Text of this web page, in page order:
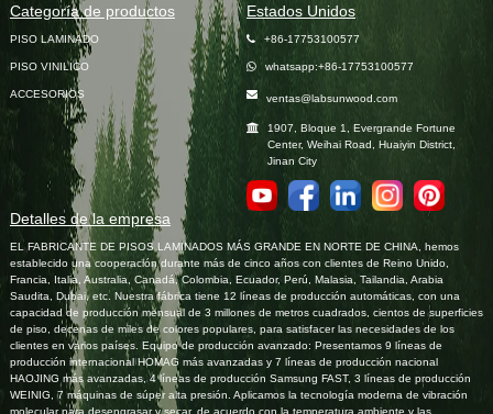
Categoría de productos
PISO LAMINADO
PISO VINILICO
ACCESORIOS
Estados Unidos
+86-17753100577
whatsapp:+86-17753100577
ventas@labsunwood.com
1907, Bloque 1, Evergrande Fortune
Center, Weihai Road, Huaiyin District,
Jinan City
Detalles de la empresa
EL FABRICANTE DE PISOS LAMINADOS MÁS GRANDE EN NORTE DE CHINA, hemos
establecido una cooperación durante más de cinco años con clientes de Reino Unido,
Francia, Italia, Australia, Canadá, Colombia, Ecuador, Perú, Malasia, Tailandia, Arabia
Saudita, Dubai, etc. Nuestra fábrica tiene 12 líneas de producción automáticas, con una
capacidad de producción mensual de 3 millones de metros cuadrados, cientos de superficies
de piso, decenas de miles de colores populares, para satisfacer las necesidades de los
clientes en varios países. Equipo de producción avanzado: Presentamos 9 líneas de
producción internacional HOMAG más avanzadas y 7 líneas de producción nacional
HAOJING más avanzadas, 4 líneas de producción Samsung FAST, 3 líneas de producción
WEINIG, 7 máquinas de súper alta presión. Aplicamos la tecnología moderna de vibración
molecular para desengrasar y secar, de acuerdo con la temperatura ambiente y las